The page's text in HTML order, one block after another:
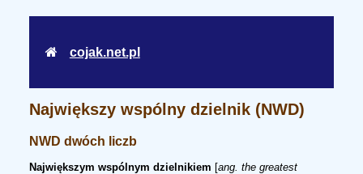
cojak.net.pl
Największy wspólny dzielnik (NWD)
NWD dwóch liczb
Największym wspólnym dzielnikiem [ang. the greatest